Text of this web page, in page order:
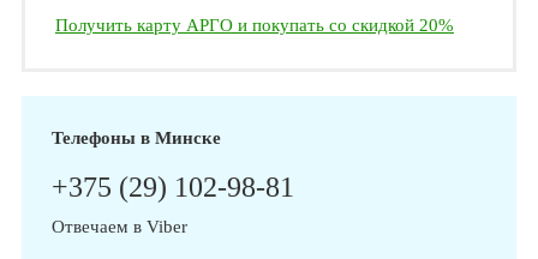
Получить карту АРГО и покупать со скидкой 20%
Телефоны в Минске
+375 (29) 102-98-81
Отвечаем в Viber